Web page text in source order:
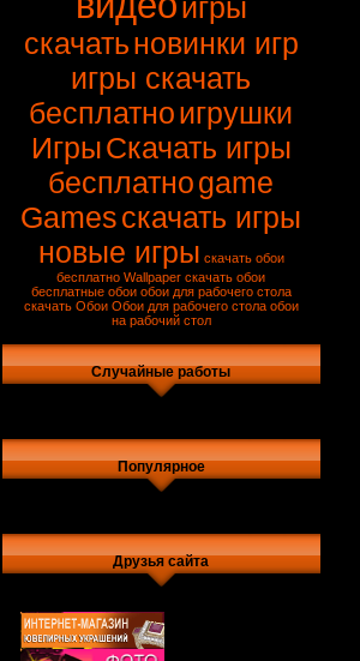
игры
скачатьновинки игр
игры скачать
бесплатноигрушки
ИгрыСкачать игры
бесплатноgame
Gamesскачать игры
новые игры скачать обои
бесплатно Wallpaper скачать обои
бесплатные обои обои для рабочего стола
скачать Обои Обои для рабочего стола обои
на рабочий стол
Случайные работы
Популярное
Друзья сайта